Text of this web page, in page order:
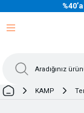
KAMP